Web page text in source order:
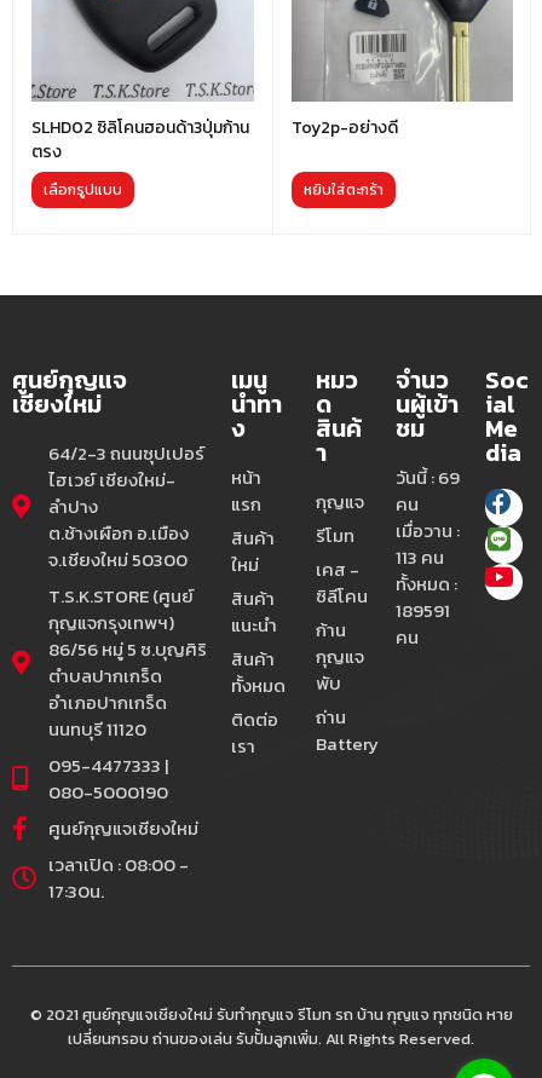
SLHD02 ซิลิโคนฮอนด้า3ปุ่มก้าน
ตรง
เลือกรูปแบบ
Toy2p-อย่างดี
หยิบใส่ตะกร้า
ศูนย์กุญแจ
เชียงใหม่
64/2-3 ถนนซุปเปอร์
ไฮเวย์ เชียงใหม่-
ลำปาง
ต.ช้างเผือก อ.เมือง
จ.เชียงใหม่ 50300
T.S.K.STORE (ศูนย์
กุญแจกรุงเทพฯ)
86/56 หมู่ 5 ซ.บุญศิริ
ตำบลปากเกร็ด
อำเภอปากเกร็ด
นนทบุรี 11120
095-4477333 |
080-5000190
ศูนย์กุญแจเชียงใหม่
เวลาเปิด : 08:00 -
17:30น.
เมนู
นำทา
ง
หน้า
แรก
สินค้า
ใหม่
สินค้า
แนะนำ
สินค้า
ทั้งหมด
ติดต่อ
เรา
หมว
ด
สินค้
า
กุญแจ
รีโมท
เคส -
ซิลีโคน
ก้าน
กุญแจ
พับ
ถ่าน
Battery
จำนว
นผู้เข้า
ชม
วันนี้ : 69
คน
เมื่อวาน :
113 คน
ทั้งหมด :
189591
คน
Soc
ial
Me
dia
© 2021 ศูนย์กุญแจเชียงใหม่ รับทำกุญแจ รีโมท รถ บ้าน กุญแจ ทุกชนิด หาย
เปลี่ยนกรอบ ถ่านของเล่น รับปั้มลูกเพิ่ม. All Rights Reserved.